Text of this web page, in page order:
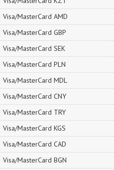
Visa/MasterCard AMD
Visa/MasterCard GBP
Visa/MasterCard SEK
Visa/MasterCard PLN
Visa/MasterCard MDL
Visa/MasterCard CNY
Visa/MasterCard TRY
Visa/MasterCard KGS
Visa/MasterCard CAD
Visa/MasterCard BGN